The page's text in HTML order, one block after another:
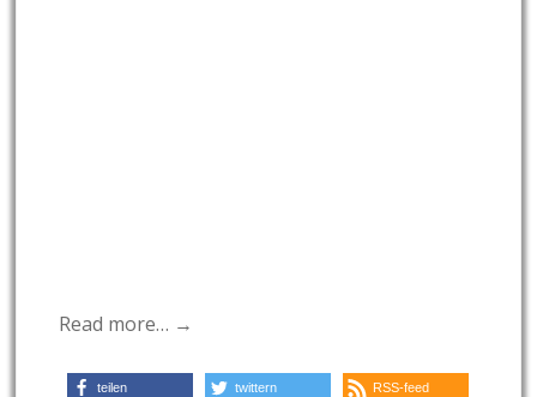
Read more… →
teilen twittern RSS-feed